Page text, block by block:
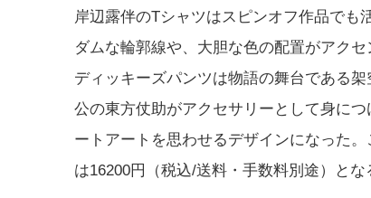
岸辺露伴のTシャツはスピンオフ作品でも
ダムな輪郭線や、大胆な色の配置がアク
ディッキーズパンツは物語の舞台である
公の東方仗助がアクセサリーとして身に
ートアートを思わせるデザインになった
は16200円（税込/送料・手数料別途）とな